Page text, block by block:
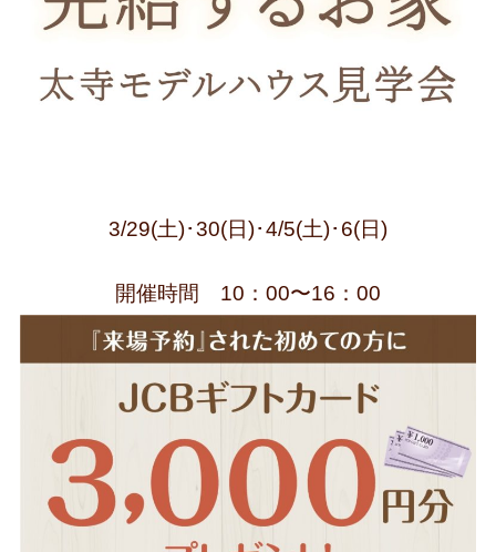
3/29(土)･30(日)･4/5(土)･6(日)
開催時間 10：00〜16：00